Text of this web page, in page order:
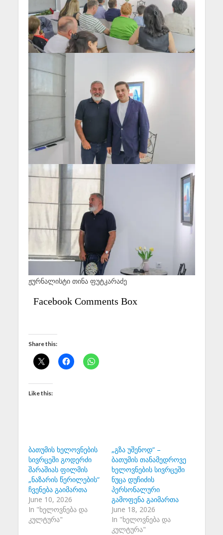
ჟურნალისტი თინა ფუტკარაძე
Facebook Comments Box
Share this:
Like this:
ბათუმის ხელოვნების
სივრცეში გოდერძი
შარაშიას ფილმის
„ნაზარის წერილების“
ჩვენება გაიმართა
June 10, 2026
In "ხელოვნება და
კულტურა"
„გზა უშენოდ“ –
ბათუმის თანამედროვე
ხელოვნების სივრცეში
ნუცა დუჩიძის
პერსონალური
გამოფენა გაიმართა
June 18, 2026
In "ხელოვნება და
კულტურა"